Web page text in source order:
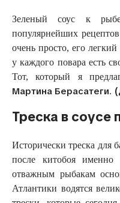
Зеленый соус к
популярнейших рецептов
очень просто, его
у каждого повара есть
Тот, который я
Мартина Берасатеги.
Треска в соусе
Исторически треска для
после китобоя именно
отважным рыбакам
Атлантики водятся